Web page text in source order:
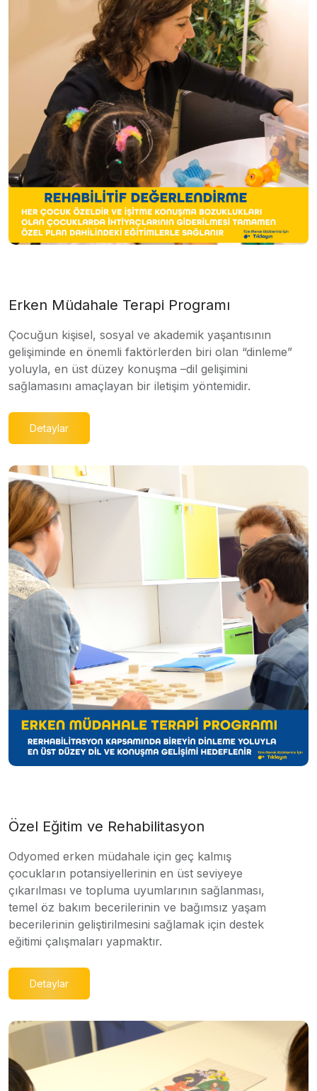
Erken Müdahale Terapi Programı
Çocuğun kişisel, sosyal ve akademik yaşantısının
gelişiminde en önemli faktörlerden biri olan “dinleme”
yoluyla, en üst düzey konuşma –dil gelişimini
sağlamasını amaçlayan bir iletişim yöntemidir.
Detaylar
Özel Eğitim ve Rehabilitasyon
Odyomed erken müdahale için geç kalmış
çocukların potansiyellerinin en üst seviyeye
çıkarılması ve topluma uyumlarının sağlanması,
temel öz bakım becerilerinin ve bağımsız yaşam
becerilerinin geliştirilmesini sağlamak için destek
eğitimi çalışmaları yapmaktır.
Detaylar